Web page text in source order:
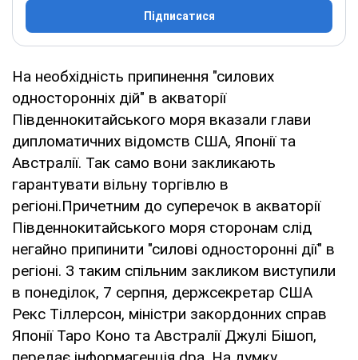
Підписатися
На необхідність припинення "силових
односторонніх дій" в акваторії
Південнокитайського моря вказали глави
дипломатичних відомств США, Японії та
Австралії. Так само вони закликають
гарантувати вільну торгівлю в
регіоні.Причетним до суперечок в акваторії
Південнокитайського моря сторонам слід
негайно припинити "силові односторонні дії" в
регіоні. З таким спільним закликом виступили
в понеділок, 7 серпня, держсекретар США
Рекс Тіллерсон, міністри закордонних справ
Японії Таро Коно та Австралії Джулі Бішоп,